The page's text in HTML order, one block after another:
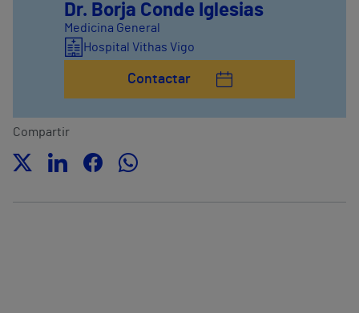
Dr. Borja Conde Iglesias
Medicina General
Hospital Vithas Vigo
Contactar
Compartir